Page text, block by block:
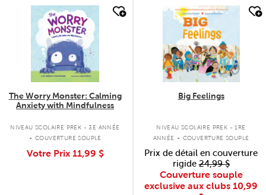
quick look
The Worry Monster: Calming
Anxiety with Mindfulness
NIVEAU SCOLAIRE PREK - 3E ANNÉE
. COUVERTURE SOUPLE
Votre Prix 11,99 $
quick look
Big Feelings
NIVEAU SCOLAIRE PREK - 1RE
ANNÉE . COUVERTURE SOUPLE
Prix de détail en couverture
rigide24,99 $
Couverture souple
exclusive aux clubs 10,99